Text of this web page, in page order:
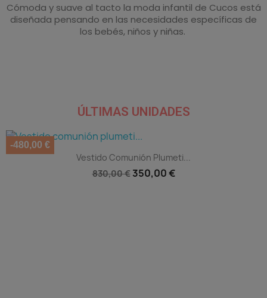
Cómoda y suave al tacto la moda infantil de Cucos está
diseñada pensando en las necesidades específicas de
los bebés, niños y niñas.
ÚLTIMAS UNIDADES
Vista rápida
Vestido Comunión Plumeti...
830,00 € 350,00 €
-480,00 €